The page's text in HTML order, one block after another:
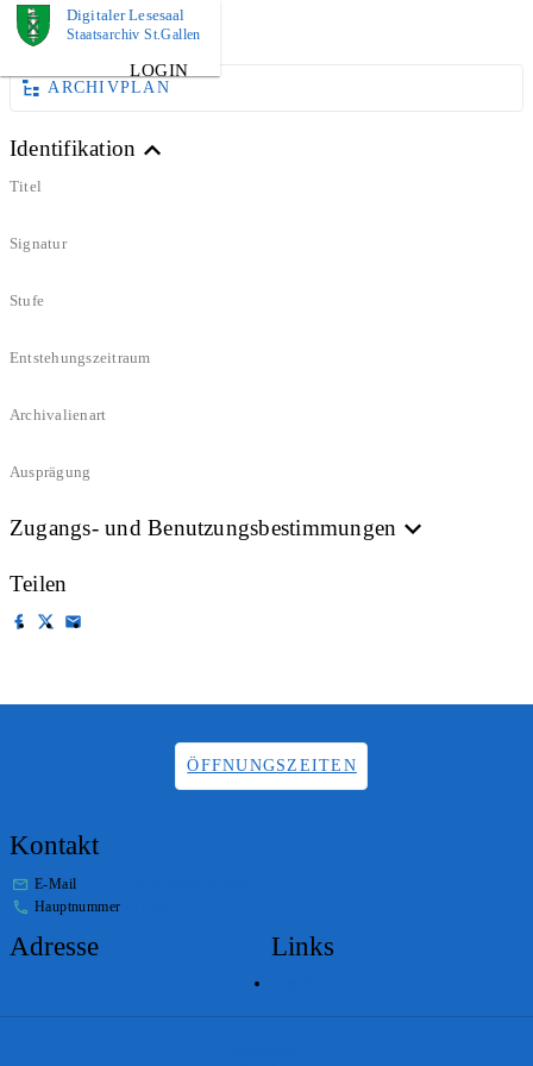
Digitaler Lesesaal
Staatsarchiv St.Gallen
LOGIN
DOKUMENT
ARCHIVPLAN
Identifikation
Titel
Signatur
Stufe
Entstehungszeitraum
Archivalienart
Ausprägung
Zugangs- und Benutzungsbestimmungen
Teilen
ÖFFNUNGSZEITEN
Kontakt
E-Mail
Hauptnummer
Adresse Links